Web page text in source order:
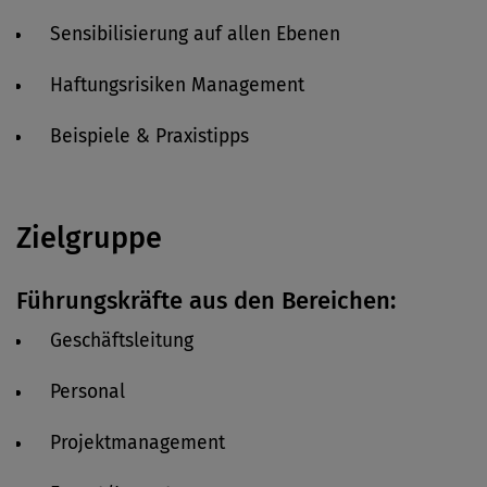
Sensibilisierung auf allen Ebenen
Haftungsrisiken Management
Beispiele & Praxistipps
Zielgruppe
Führungskräfte aus den Bereichen:
Geschäftsleitung
Personal
Projektmanagement